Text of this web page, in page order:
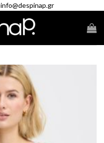
info@despinap.gr